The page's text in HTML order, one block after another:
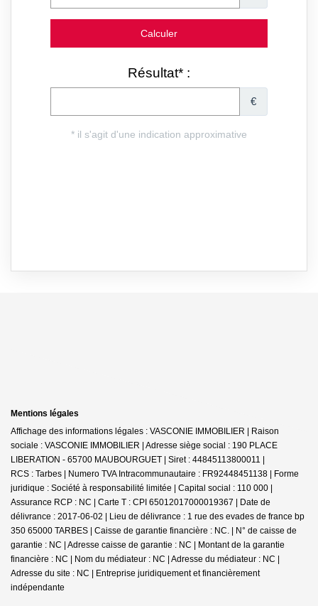
Mentions légales
Affichage des informations légales : VASCONIE IMMOBILIER | Raison
sociale : VASCONIE IMMOBILIER | Adresse siège social : 190 PLACE
LIBERATION - 65700 MAUBOURGUET | Siret : 44845113800011 |
RCS : Tarbes | Numero TVA Intracommunautaire : FR92448451138 | Forme
juridique : Société à responsabilité limitée | Capital social : 110 000 |
Assurance RCP : NC | Carte T : CPI 65012017000019367 | Date de
délivrance : 2017-06-02 | Lieu de délivrance : 1 rue des evades de france bp
350 65000 TARBES | Caisse de garantie financière : NC. | N° de caisse de
garantie : NC | Adresse caisse de garantie : NC | Montant de la garantie
financière : NC | Nom du médiateur : NC | Adresse du médiateur : NC |
Adresse du site : NC | Entreprise juridiquement et financièrement
indépendante